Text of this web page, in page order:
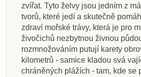
Safari Ltd. Figurka -
Kanec
149 Kč166 Kč
Safari Ltd. Figurka -
Poletucha vlnatá
312 Kč347 Kč
Safari Ltd. Figurka -
Jaguar
574 Kč638 Kč
Safari Ltd. Psohlavec
orinocký
412 Kč458 Kč
zvířat. Tyto želvy jsou jedním z
tvorů, které jedí a skutečně
zdraví mořské trávy, která je pro
živočichů nezbytnou živnou
rozmnožováním putují karety
kilometrů - samice kladou svá
chráněných plážích - tam, kde se